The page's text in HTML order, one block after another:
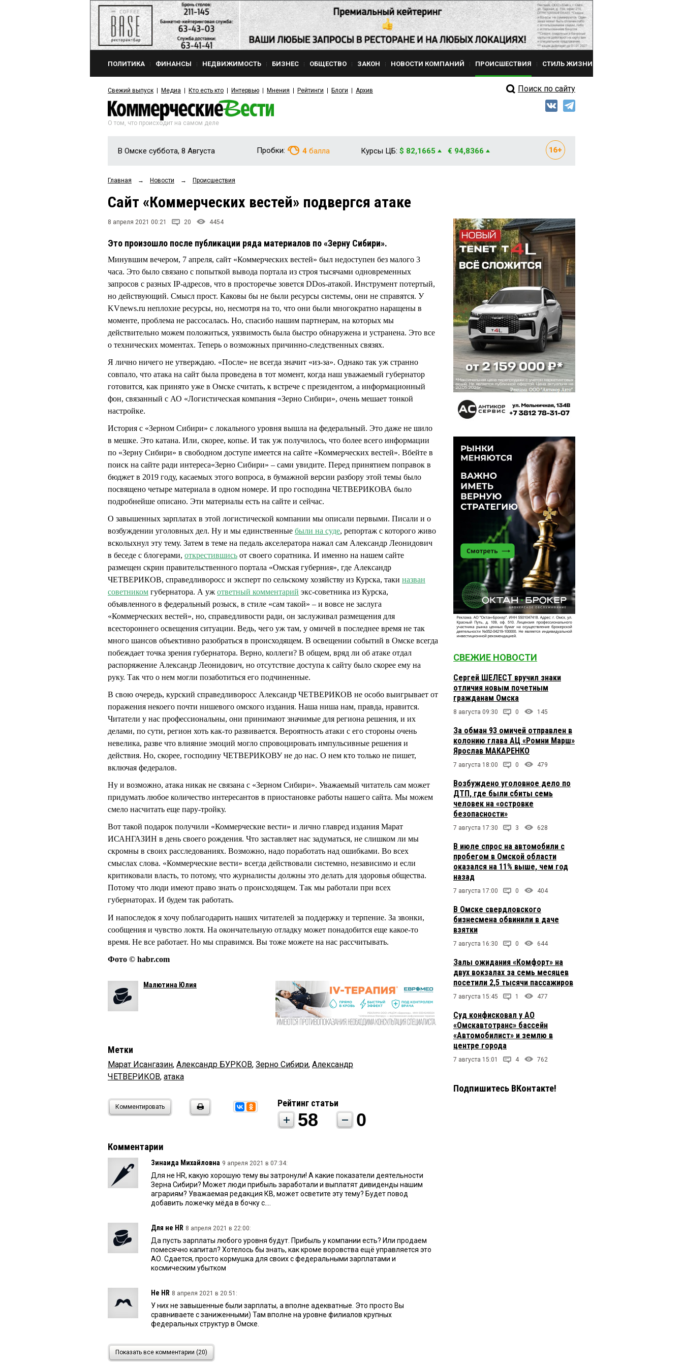
ПОЛИТИКА ФИНАНСЫ НЕДВИЖИМОСТЬ БИЗНЕС ОБЩЕСТВО ЗАКОН НОВОСТИ КОМПАНИЙ ПРОИСШЕСТВИЯ СТИЛЬ ЖИЗНИ
Свежий выпуск Медиа Кто есть кто Интервью Мнения Рейтинги Блоги Архив Поиск по сайту
О том, что происходит на самом деле
В Омске суббота, 8 Августа Пробки: 4 балла Курсы ЦБ: $ 82,1665 € 94,8366
Главная → Новости → Происшествия
Сайт «Коммерческих вестей» подвергся атаке
8 апреля 2021 00:21 20 4454
Это произошло после публикации ряда материалов по «Зерну Сибири».
Минувшим вечером, 7 апреля, сайт «Коммерческих вестей» был недоступен без малого 3
часа. Это было связано с попыткой вывода портала из строя тысячами одновременных
запросов с разных IP-адресов, что в просторечье зовется DDos-атакой. Инструмент потертый,
но действующий. Смысл прост. Каковы бы не были ресурсы системы, они не справятся. У
KVnews.ru неплохие ресурсы, но, несмотря на то, что они были многократно наращены в
моменте, проблема не рассосалась. Но, спасибо нашим партнерам, на которых мы
действительно можем положиться, уязвимость была быстро обнаружена и устранена. Это все
о технических моментах. Теперь о возможных причинно-следственных связях.
Я лично ничего не утверждаю. «После» не всегда значит «из-за». Однако так уж странно
совпало, что атака на сайт была проведена в тот момент, когда наш уважаемый губернатор
готовится, как принято уже в Омске считать, к встрече с президентом, а информационный
фон, связанный с АО «Логистическая компания «Зерно Сибири», очень мешает тонкой
настройке.
История с «Зерном Сибири» с локального уровня вышла на федеральный. Это даже не шило
в мешке. Это катана. Или, скорее, копье. И так уж получилось, что более всего информации
по «Зерну Сибири» в свободном доступе имеется на сайте «Коммерческих вестей». Вбейте в
поиск на сайте ради интереса«Зерно Сибири» – сами увидите. Перед принятием поправок в
бюджет в 2019 году, касаемых этого вопроса, в бумажной версии разбору этой темы было
посвящено четыре материала в одном номере. И про господина ЧЕТВЕРИКОВА было
подробнейше описано. Эти материалы есть на сайте и сейчас.
О завышенных зарплатах в этой логистической компании мы описали первыми. Писали и о
возбуждении уголовных дел. Ну и мы единственные были на суде, репортаж с которого живо
всколыхнул эту тему. Затем в теме на педаль акселератора нажал сам Александр Леонидович
в беседе с блогерами, открестившись от своего соратника. И именно на нашем сайте
размещен скрин правительственного портала «Омская губерния», где Александр
ЧЕТВЕРИКОВ, справедливоросс и эксперт по сельскому хозяйству из Курска, таки назван
советником губернатора. А уж ответный комментарий экс-советника из Курска,
объявленного в федеральный розыск, в стиле «сам такой» – и вовсе не заслуга
«Коммерческих вестей», но, справедливости ради, он заслуживал размещения для
всестороннего освещения ситуации. Ведь, чего уж там, у омичей в последнее время не так
много шансов объективно разобраться в происходящем. В освещении событий в Омске всегда
побеждает точка зрения губернатора. Верно, коллеги? В общем, вряд ли об атаке отдал
распоряжение Александр Леонидович, но отсутствие доступа к сайту было скорее ему на
руку. Так что о нем могли позаботиться его подчиненные.
В свою очередь, курский справедливоросс Александр ЧЕТВЕРИКОВ не особо выигрывает от
поражения некоего почти нишевого омского издания. Наша ниша нам, правда, нравится.
Читатели у нас профессиональны, они принимают значимые для региона решения, и их
делами, по сути, регион хоть как-то развивается. Вероятность атаки с его стороны очень
невелика, разве что влияние эмоций могло спровоцировать импульсивные решения и
действия. Но, скорее, господину ЧЕТВЕРИКОВУ не до нас. О нем кто только не пишет,
включая федералов.
Ну и возможно, атака никак не связана с «Зерном Сибири». Уважаемый читатель сам может
придумать любое количество интересантов в приостановке работы нашего сайта. Мы можем
смело насчитать еще пару-тройку.
Вот такой подарок получили «Коммерческие вести» и лично главред издания Марат
ИСАНГАЗИН в день своего рождения. Что заставляет нас задуматься, не слишком ли мы
скромны в своих расследованиях. Возможно, надо поработать над ошибками. Во всех
смыслах слова. «Коммерческие вести» всегда действовали системно, независимо и если
критиковали власть, то потому, что журналисты должны это делать для здоровья общества.
Потому что люди имеют право знать о происходящем. Так мы работали при всех
губернаторах. И будем так работать.
И напоследок я хочу поблагодарить наших читателей за поддержку и терпение. За звонки,
сообщения и чувство локтя. На окончательную отладку может понадобится еще какое-то
время. Не все работает. Но мы справимся. Вы тоже можете на нас рассчитывать.
Фото © habr.com
Малютина Юлия
Метки
Марат Исангазин, Александр БУРКОВ, Зерно Сибири, Александр
ЧЕТВЕРИКОВ, атака
Комментировать Рейтинг статьи
58 0
Комментарии
Зинаида Михайловна 9 апреля 2021 в 07:34:
Для не HR, какую хорошую тему вы затронули! А какие показатели деятельности
Зерна Сибири? Может люди прибыль заработали и выплатят дивиденды нашим
аграриям? Уважаемая редакция КВ, может осветите эту тему? Будет повод
добавить ложечку мёда в бочку с....
Для не HR 8 апреля 2021 в 22:00:
Да пусть зарплаты любого уровня будут. Прибыль у компании есть? Или продаем
помесячно капитал? Хотелось бы знать, как кроме воровства ещё управляется это
АО. Сдается, просто кормушка для своих с федеральными зарплатами и
космическим убытком
Не HR 8 апреля 2021 в 20:51:
У них не завышенные были зарплаты, а вполне адекватные. Это просто Вы
сравниваете с заниженными) Там вполне на уровне филиалов крупных
федеральных структур в Омске.
8 апреля 2021 в 16:59:
Наступает Карачун кампании Каракозов...
Показать все комментарии (20)
СВЕЖИЕ НОВОСТИ
Сергей ШЕЛЕСТ вручил знаки
отличия новым почетным
гражданам Омска
8 августа 09:30 0 145
За обман 93 омичей отправлен в
колонию глава АЦ «Ромни Марш»
Ярослав МАКАРЕНКО
7 августа 18:00 0 479
Возбуждено уголовное дело по
ДТП, где были сбиты семь
человек на «островке
безопасности»
7 августа 17:30 3 628
В июле спрос на автомобили с
пробегом в Омской области
оказался на 11% выше, чем год
назад
7 августа 17:00 0 404
В Омске свердловского
бизнесмена обвинили в даче
взятки
7 августа 16:30 0 644
Залы ожидания «Комфорт» на
двух вокзалах за семь месяцев
посетили 2,5 тысячи пассажиров
7 августа 15:45 1 477
Суд конфисковал у АО
«Омскавтотранс» бассейн
«Автомобилист» и землю в
центре города
7 августа 15:01 4 762
Подпишитесь ВКонтакте!